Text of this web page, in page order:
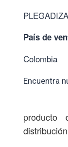
País de
Colombia
Encuentra